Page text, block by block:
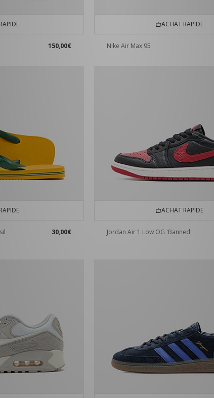
150,00€
ACHAT RAPIDE
Nike Air Max 95
30,00€
ACHAT RAPIDE
Jordan Air 1 Low OG 'Banned'